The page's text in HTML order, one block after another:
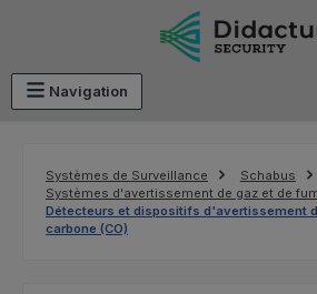
Passer au contenu principal
Navigation
Systèmes de Surveillance
Schabus
Systèmes d'avertissement de gaz et de
Détecteurs et dispositifs d'avertissement
carbone (CO)